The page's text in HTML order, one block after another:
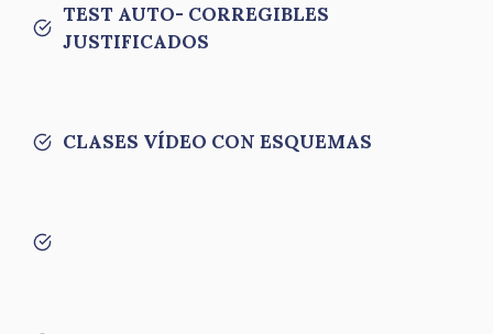
TEST AUTO- CORREGIBLES
JUSTIFICADOS
CLASES VÍDEO CON ESQUEMAS